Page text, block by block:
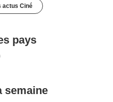
actus Ciné
pays
semaine